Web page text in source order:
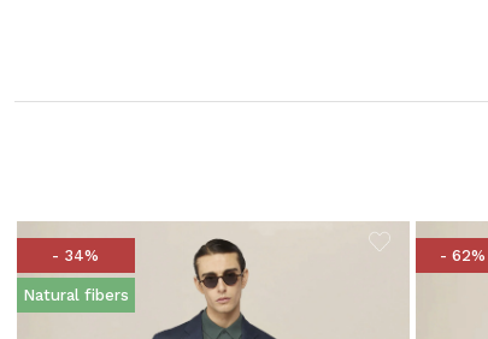
- 34%
Natural fibers
- 62%